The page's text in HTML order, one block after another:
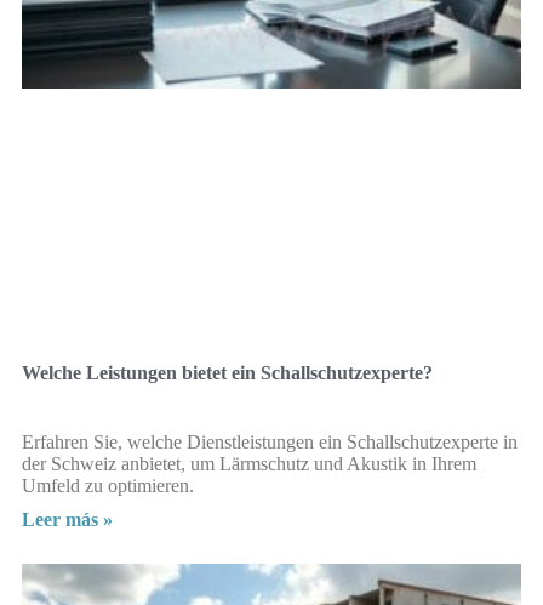
Welche Leistungen bietet ein Schallschutzexperte?
Erfahren Sie, welche Dienstleistungen ein Schallschutzexperte in
der Schweiz anbietet, um Lärmschutz und Akustik in Ihrem
Umfeld zu optimieren.
Leer más »